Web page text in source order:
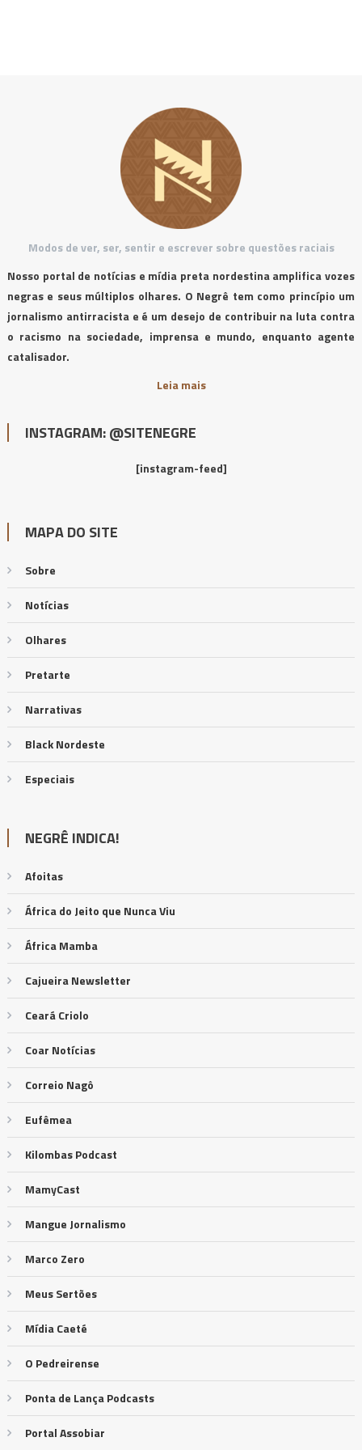
Modos de ver, ser, sentir e escrever sobre questões raciais
Nosso portal de notícias e mídia preta nordestina amplifica vozes
negras e seus múltiplos olhares. O Negrê tem como princípio um
jornalismo antirracista e é um desejo de contribuir na luta contra
o racismo na sociedade, imprensa e mundo, enquanto agente
catalisador.
Leia mais
INSTAGRAM: @SITENEGRE
[instagram-feed]
MAPA DO SITE
Sobre
Notícias
Olhares
Pretarte
Narrativas
Black Nordeste
Especiais
NEGRÊ INDICA!
Afoitas
África do Jeito que Nunca Viu
África Mamba
Cajueira Newsletter
Ceará Criolo
Coar Notícias
Correio Nagô
Eufêmea
Kilombas Podcast
MamyCast
Mangue Jornalismo
Marco Zero
Meus Sertões
Mídia Caeté
O Pedreirense
Ponta de Lança Podcasts
Portal Assobiar